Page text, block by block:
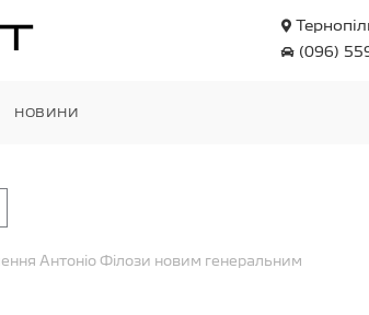
(096)
НОВИНИ
Антоніо Філози новим генеральним